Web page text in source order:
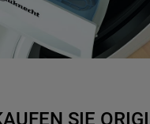
SIE